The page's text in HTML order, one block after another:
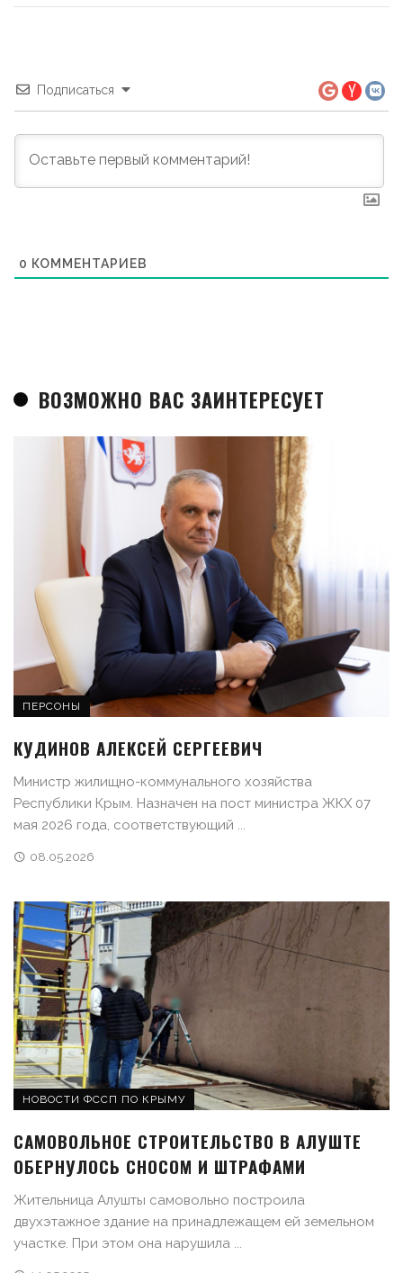
Подписаться
0 КОММЕНТАРИЕВ
ВОЗМОЖНО ВАС ЗАИНТЕРЕСУЕТ
ПЕРСОНЫ
КУДИНОВ АЛЕКСЕЙ СЕРГЕЕВИЧ
Министр жилищно-коммунального хозяйства
Республики Крым. Назначен на пост министра ЖКХ 07
мая 2026 года, соответствующий ...
08.05.2026
НОВОСТИ ФССП ПО КРЫМУ
САМОВОЛЬНОЕ СТРОИТЕЛЬСТВО В АЛУШТЕ
ОБЕРНУЛОСЬ СНОСОМ И ШТРАФАМИ
Жительница Алушты самовольно построила
двухэтажное здание на принадлежащем ей земельном
участке. При этом она нарушила ...